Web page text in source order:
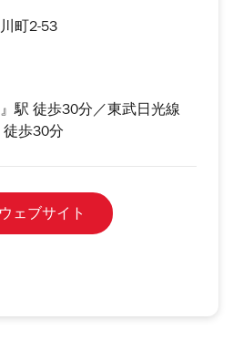
町2-53
駅 徒歩30分／東武日光線
徒歩30分
ウェブサイト